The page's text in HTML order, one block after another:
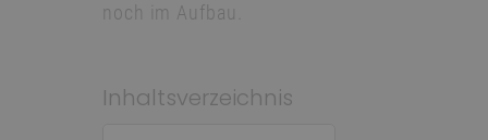
noch im Aufbau.
Inhaltsverzeichnis